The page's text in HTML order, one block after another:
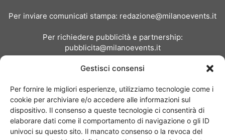
Gestisci consensi
Per fornire le migliori esperienze, utilizziamo tecnologie come i
cookie per archiviare e/o accedere alle informazioni sul
dispositivo. Il consenso a queste tecnologie ci consentirà di
elaborare dati come il comportamento di navigazione o gli ID
univoci su questo sito. Il mancato consenso o la revoca del
Per inviare comunicati stampa: redazione@milanoevents.it
Per richiedere pubblicità e partnership:
pubblicita@milanoevents.it